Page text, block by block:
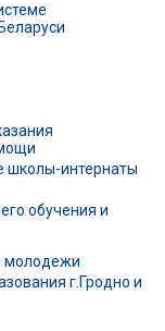
школы-интернаты
обучения и
молодежи
г.Гродно и